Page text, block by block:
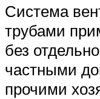
Система
трубами
без
частными
прочими